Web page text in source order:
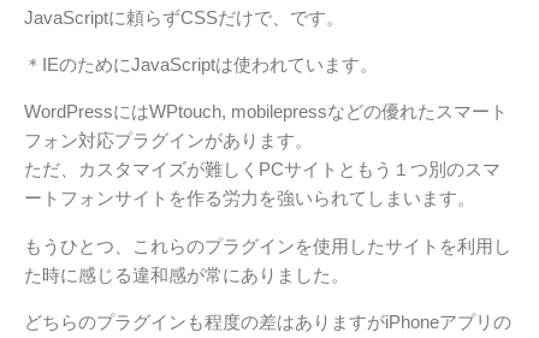
JavaScriptに頼らずCSSだけで、です。
＊IEのためにJavaScriptは使われています。
WordPressにはWPtouch, mobilepressなどの優れたスマート
フォン対応プラグインがあります。
ただ、カスタマイズが難しくPCサイトともう１つ別のスマ
ートフォンサイトを作る労力を強いられてしまいます。
もうひとつ、これらのプラグインを使用したサイトを利用し
た時に感じる違和感が常にありました。
どちらのプラグインも程度の差はありますがiPhoneアプリの